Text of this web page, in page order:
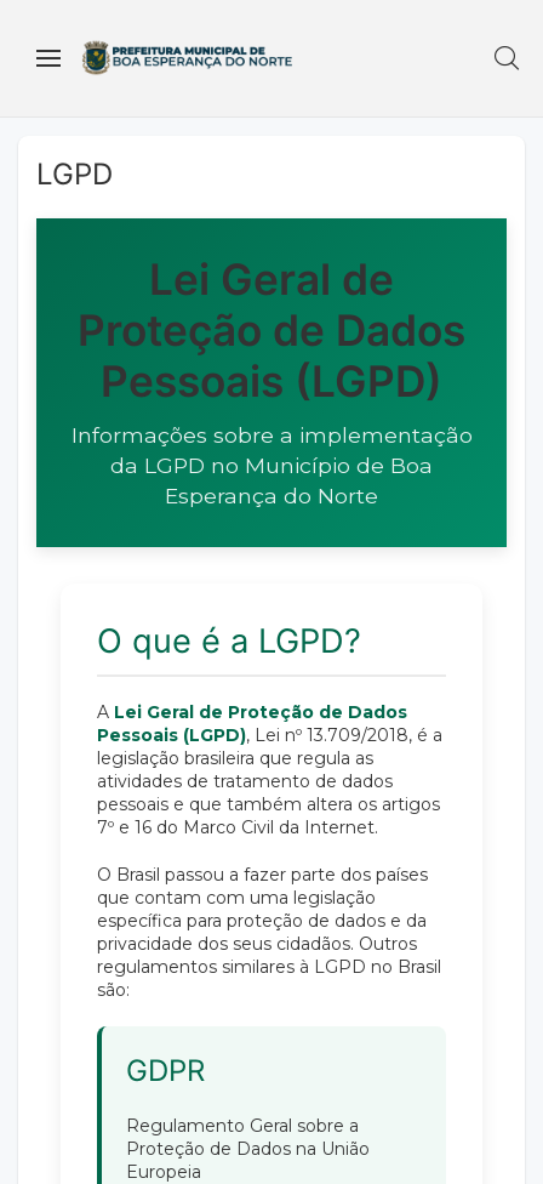
LGPD
Lei Geral de
Proteção de Dados
Pessoais (LGPD)
Informações sobre a implementação
da LGPD no Município de Boa
Esperança do Norte
O que é a LGPD?
A Lei Geral de Proteção de Dados
Pessoais (LGPD), Lei nº 13.709/2018, é a
legislação brasileira que regula as
atividades de tratamento de dados
pessoais e que também altera os artigos
7º e 16 do Marco Civil da Internet.
O Brasil passou a fazer parte dos países
que contam com uma legislação
específica para proteção de dados e da
privacidade dos seus cidadãos. Outros
regulamentos similares à LGPD no Brasil
são:
GDPR
Regulamento Geral sobre a
Proteção de Dados na União
Europeia